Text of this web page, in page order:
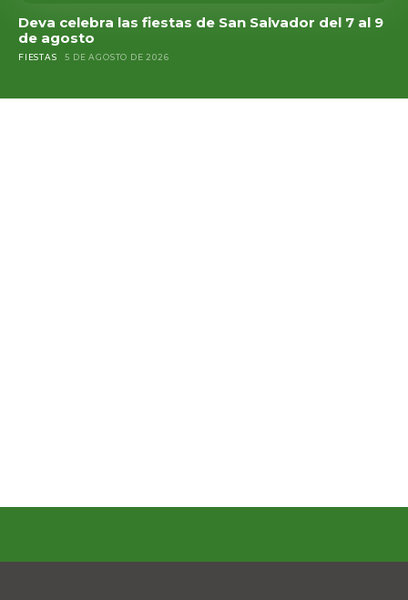
Deva celebra las fiestas de San Salvador del 7 al 9
de agosto
FIESTAS 5 DE AGOSTO DE 2026